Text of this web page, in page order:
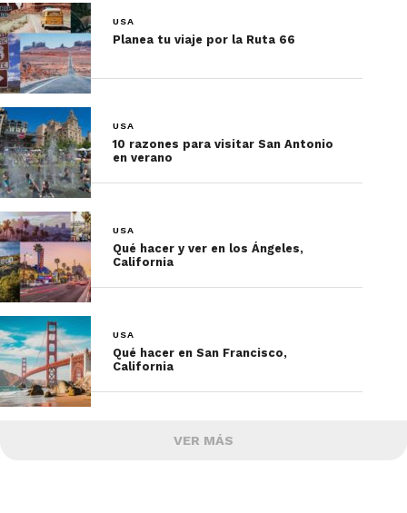
USA
Planea tu viaje por la Ruta 66
USA
10 razones para visitar San Antonio
en verano
USA
Qué hacer y ver en los Ángeles,
California
USA
Qué hacer en San Francisco,
California
VER MÁS